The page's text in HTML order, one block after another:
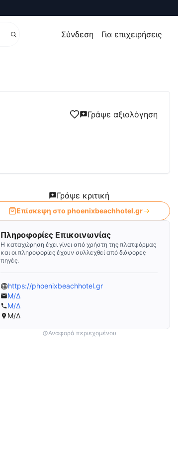
Σύνδεση Για επιχειρήσεις
Γράψε αξιολόγηση
Γράψε κριτική
Επίσκεψη στο phoenixbeachhotel.gr
Πληροφορίες Επικοινωνίας
Η καταχώρηση έχει γίνει από χρήστη της πλατφόρμας
και οι πληροφορίες έχουν συλλεχθεί από διάφορες
πηγές.
https://phoenixbeachhotel.gr
Μ/Δ
Μ/Δ
Μ/Δ
Αναφορά περιεχομένου